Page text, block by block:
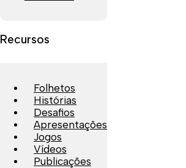
Recursos
Folhetos
Histórias
Desafios
Apresentações
Jogos
Vídeos
Publicações